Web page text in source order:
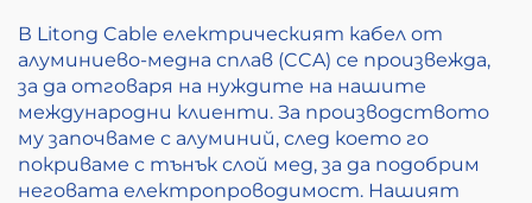
В Litong Cable електрическият кабел от
алуминиево-медна сплав (CCA) се произвежда,
за да отговаря на нуждите на нашите
международни клиенти. За производството
му започваме с алуминий, след което го
покриваме с тънък слой мед, за да подобрим
неговата електропроводимост. Нашият